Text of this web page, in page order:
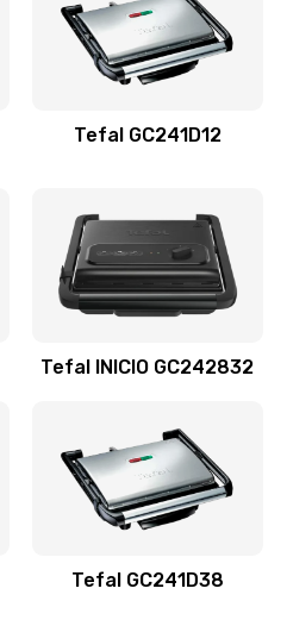
Tefal GC241D12
Tefal INICIO GC242832
Tefal GC241D38